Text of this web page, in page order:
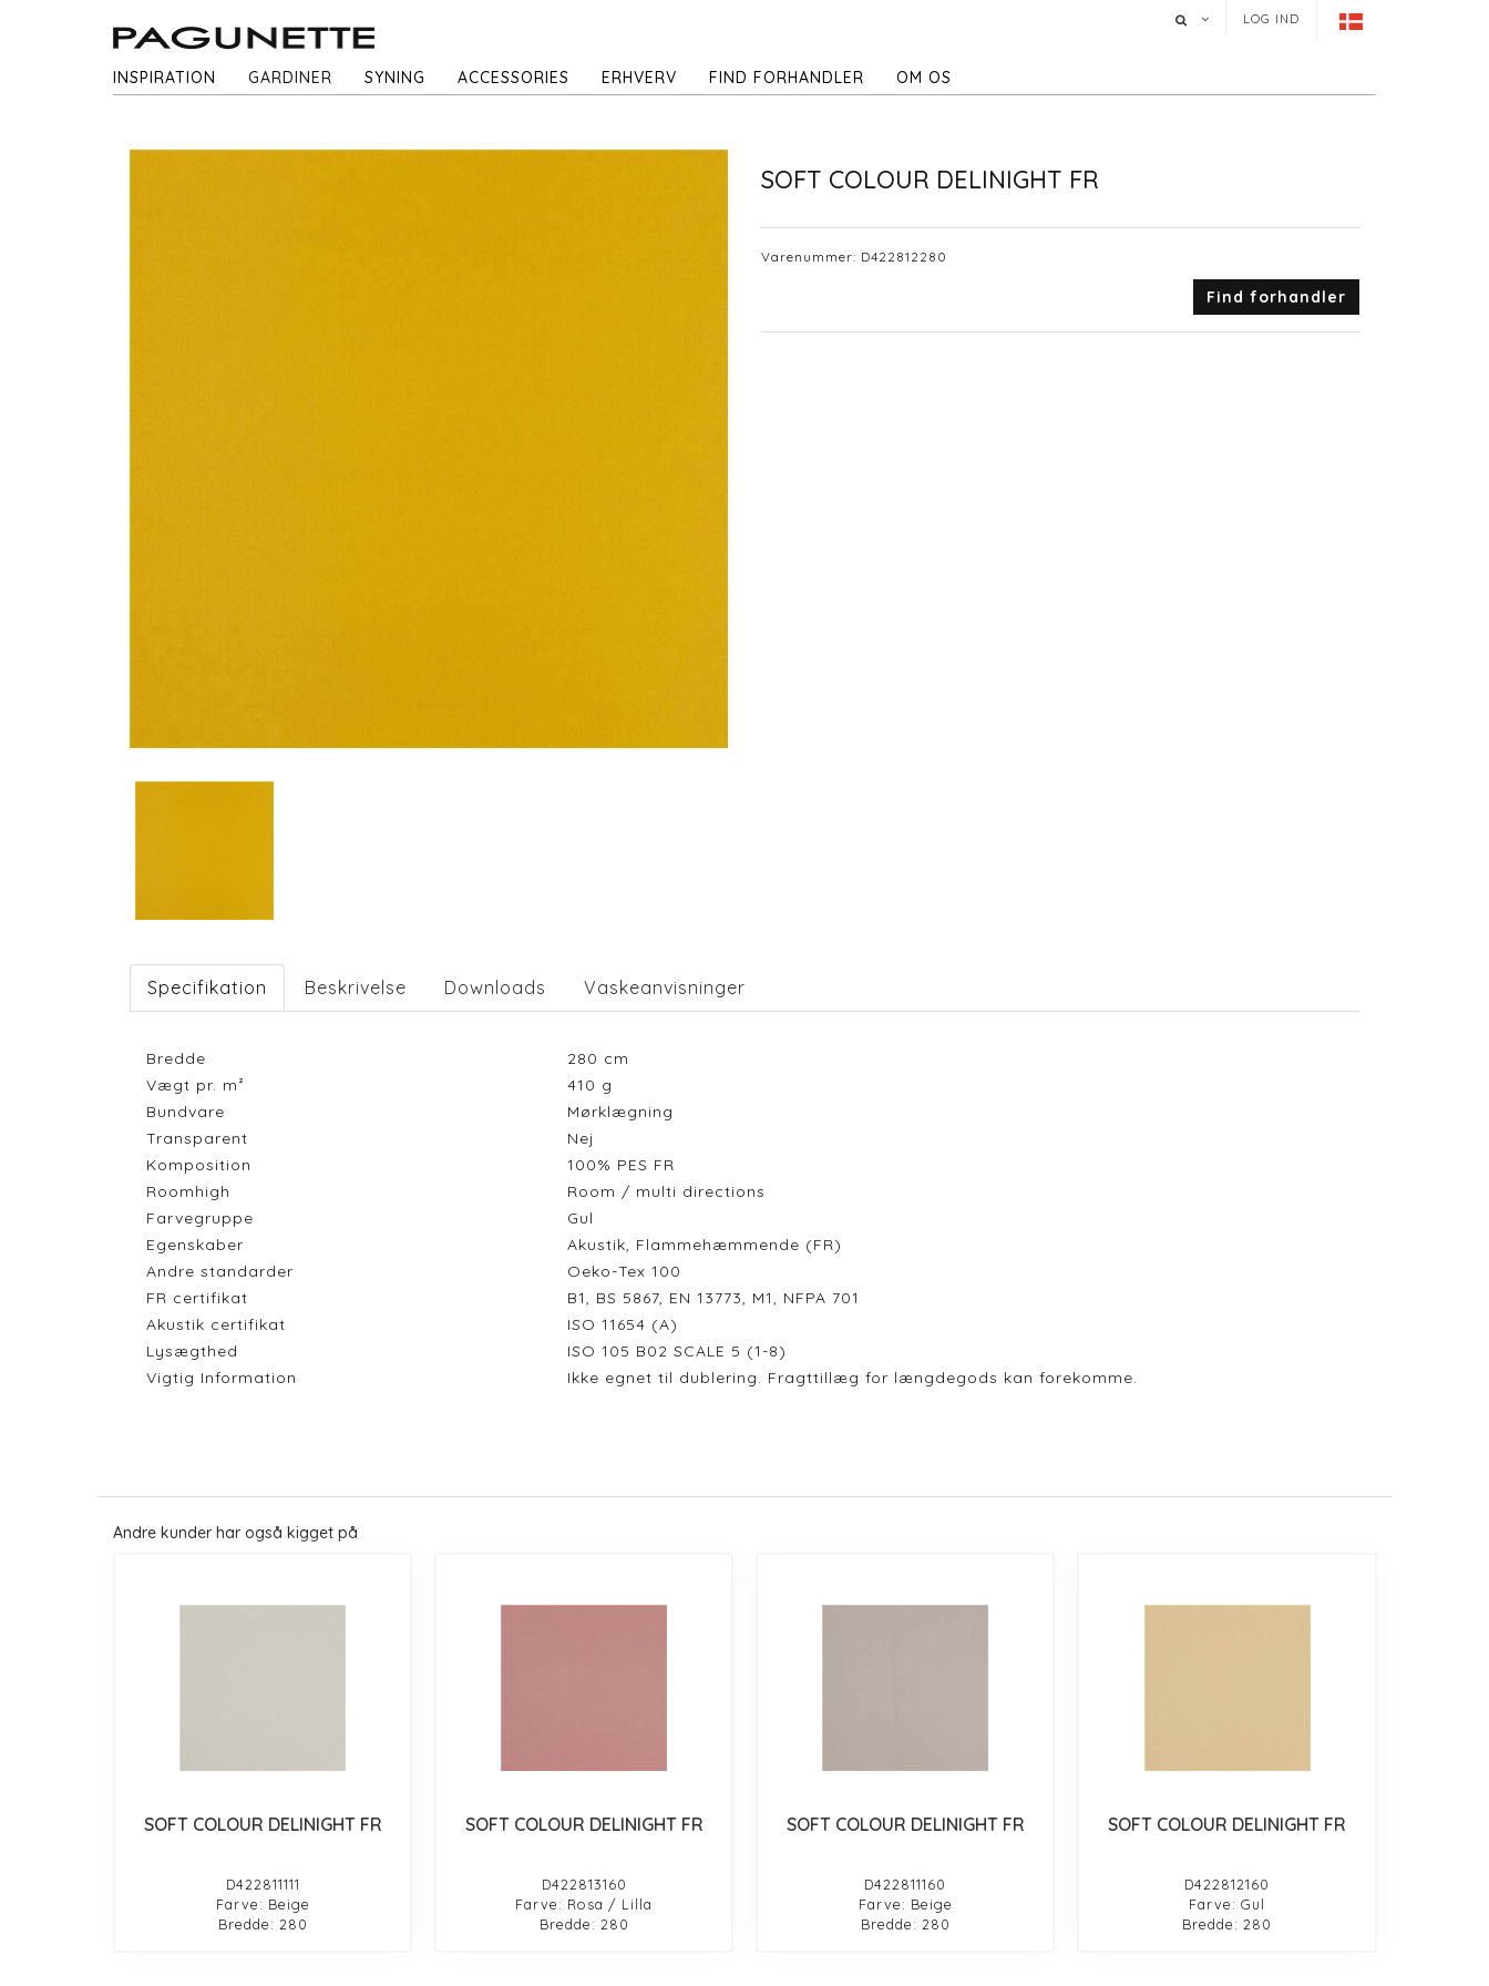
LOG IND
INSPIRATION GARDINER SYNING ACCESSORIES ERHVERV FIND FORHANDLER OM OS
SOFT COLOUR DELINIGHT FR
Varenummer: D422812280
Find forhandler
Specifikation Beskrivelse Downloads Vaskeanvisninger
Bredde 280 cm
Vægt pr. m²
410 g
Bundvare
Mørklægning
Transparent
Nej
Komposition
100% PES FR
Roomhigh
Room / multi directions
Farvegruppe
Gul
Egenskaber
Akustik, Flammehæmmende (FR)
Andre standarder
Oeko-Tex 100
FR certifikat
B1, BS 5867, EN 13773, M1, NFPA 701
Akustik certifikat
ISO 11654 (A)
Lysægthed
ISO 105 B02 SCALE 5 (1-8)
Vigtig Information
Ikke egnet til dublering. Fragttillæg for længdegods kan forekomme.
Andre kunder har også kigget på
SOFT COLOUR DELINIGHT FR
D422811111
Farve: Beige
Bredde: 280
SOFT COLOUR DELINIGHT FR
D422813160
Farve: Rosa / Lilla
Bredde: 280
SOFT COLOUR DELINIGHT FR
D422811160
Farve: Beige
Bredde: 280
SOFT COLOUR DELINIGHT FR
D422812160
Farve: Gul
Bredde: 280